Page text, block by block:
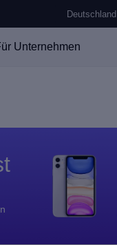
Deutschland
Unternehmen